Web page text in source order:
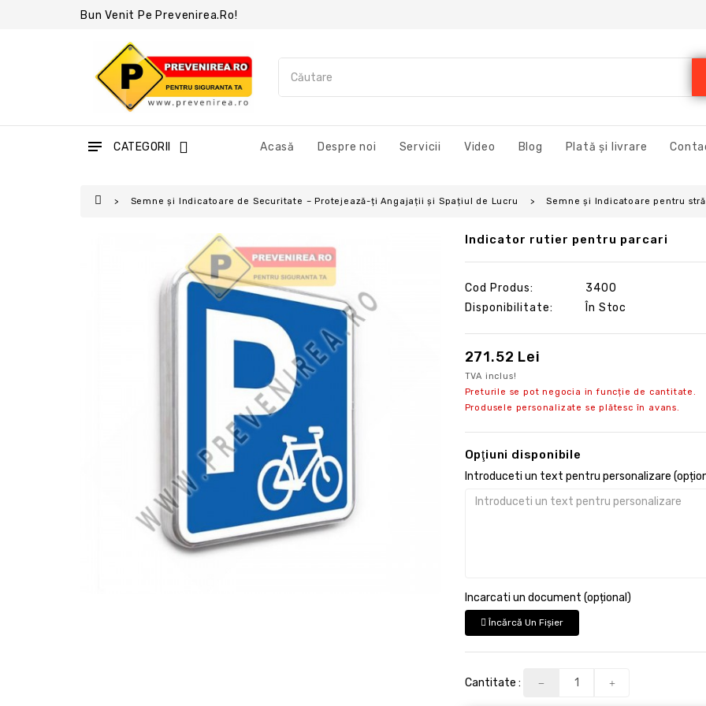
Bun Venit Pe Prevenirea.ro!
CATEGORII Acasă Despre noi Servicii Video Blog Plată și livrare
Semne și Indicatoare de Securitate – Protejează-ți Angajații și Spațiul de Lucru Semne şi Indicatoare pentru
Indicator rutier pentru parcari
Cod Produs:
3400
Disponibilitate:
În Stoc
271.52 Lei
TVA inclus!
Preturile se pot negocia in funcție de cantitate.
Produsele personalizate se plătesc în avans.
Opţiuni disponibile
Introduceti un text pentru personalizare
Incarcati un document (opțional)
Încărcă Un Fişier
Cantitate :